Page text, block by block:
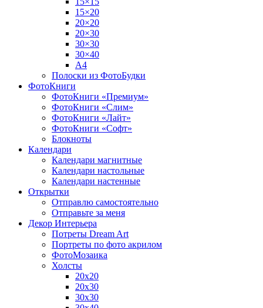
15×20
20×20
20×30
30×30
30×40
A4
Полоски из ФотоБудки
ФотоКниги
ФотоКниги «Премиум»
ФотоКниги «Слим»
ФотоКниги «Лайт»
ФотоКниги «Софт»
Блокноты
Календари
Календари магнитные
Календари настольные
Календари настенные
Открытки
Отправлю самостоятельно
Отправьте за меня
Декор Интерьера
Потреты Dream Art
Портреты по фото акрилом
ФотоМозаика
Холсты
20х20
20х30
30х30